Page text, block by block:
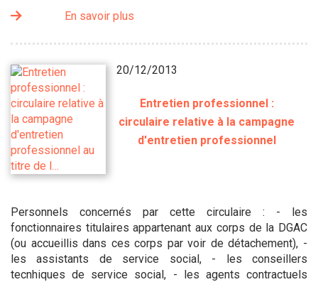
En savoir plus
20/12/2013
Entretien professionnel :
circulaire relative à la campagne
d'entretien professionnel
Personnels concernés par cette circulaire : - les
fonctionnaires titulaires appartenant aux corps de la DGAC
(ou accueillis dans ces corps par voir de détachement), -
les assistants de service social, - les conseillers
tecnhiques de service social, - les agents contractuels